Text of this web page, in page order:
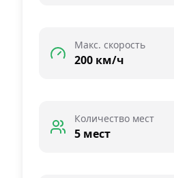
Макс. скорость
200 км/ч
Количество мест
5 мест